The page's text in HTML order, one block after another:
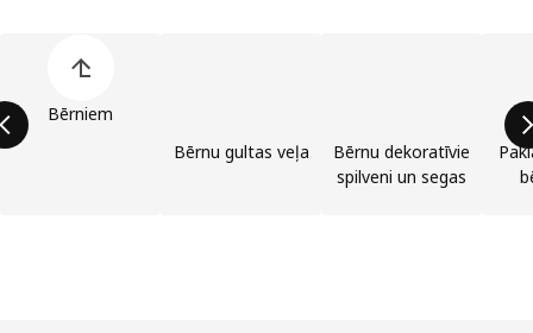
Bērniem
Bērnu gultas veļa
Bērnu dekoratīvie
spilveni un segas